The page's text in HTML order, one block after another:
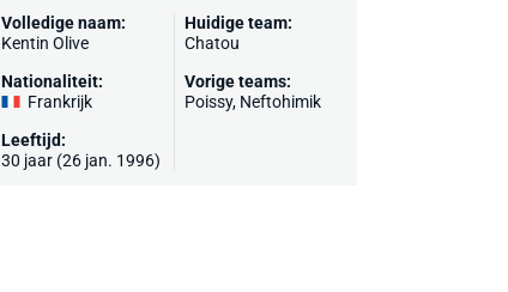
Volledige naam:
Kentin Olive
Nationaliteit:
Frankrijk
Leeftijd:
30 jaar (26 jan. 1996)
Huidige team:
Chatou
Vorige teams:
Poissy, Neftohimik